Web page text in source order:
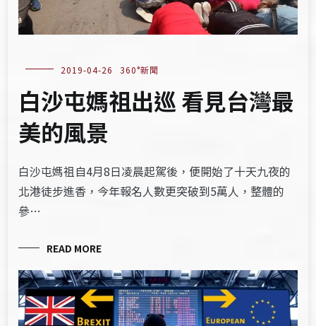
2019-04-26 360°新聞
白沙屯媽祖出巡 看見台灣最
美的風景
白沙屯媽祖自4月8日凌晨起駕後，便開始了十天九夜的
北港徒步進香，今年報名人數更突破到5萬人，整體的
參…
READ MORE